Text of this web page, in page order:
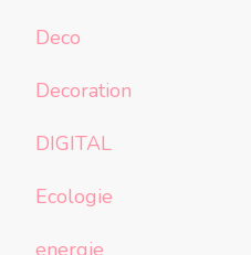
Deco
Decoration
DIGITAL
Ecologie
energie